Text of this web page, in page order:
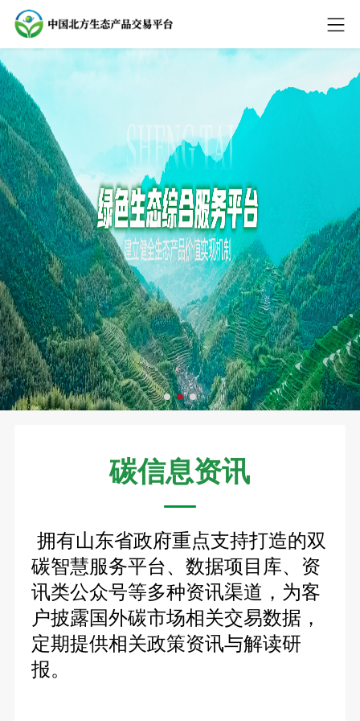
碳信息资讯
拥有山东省政府重点支持打造的双
碳智慧服务平台、数据项目库、资
讯类公众号等多种资讯渠道，为客
户披露国外碳市场相关交易数据，
定期提供相关政策资讯与解读研
报。